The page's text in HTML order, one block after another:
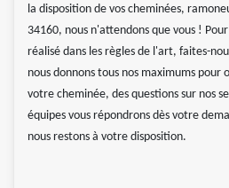
la disposition de vos cheminées,
34160, nous n'attendons que vous !
réalisé dans les règles de l'art, faites-
nous donnons tous nos maximums
votre cheminée, des questions sur nos
équipes vous répondrons dès votre
nous restons à votre disposition.